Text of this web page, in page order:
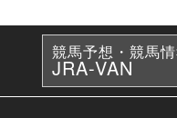
競馬予想・競馬
JRA-VAN